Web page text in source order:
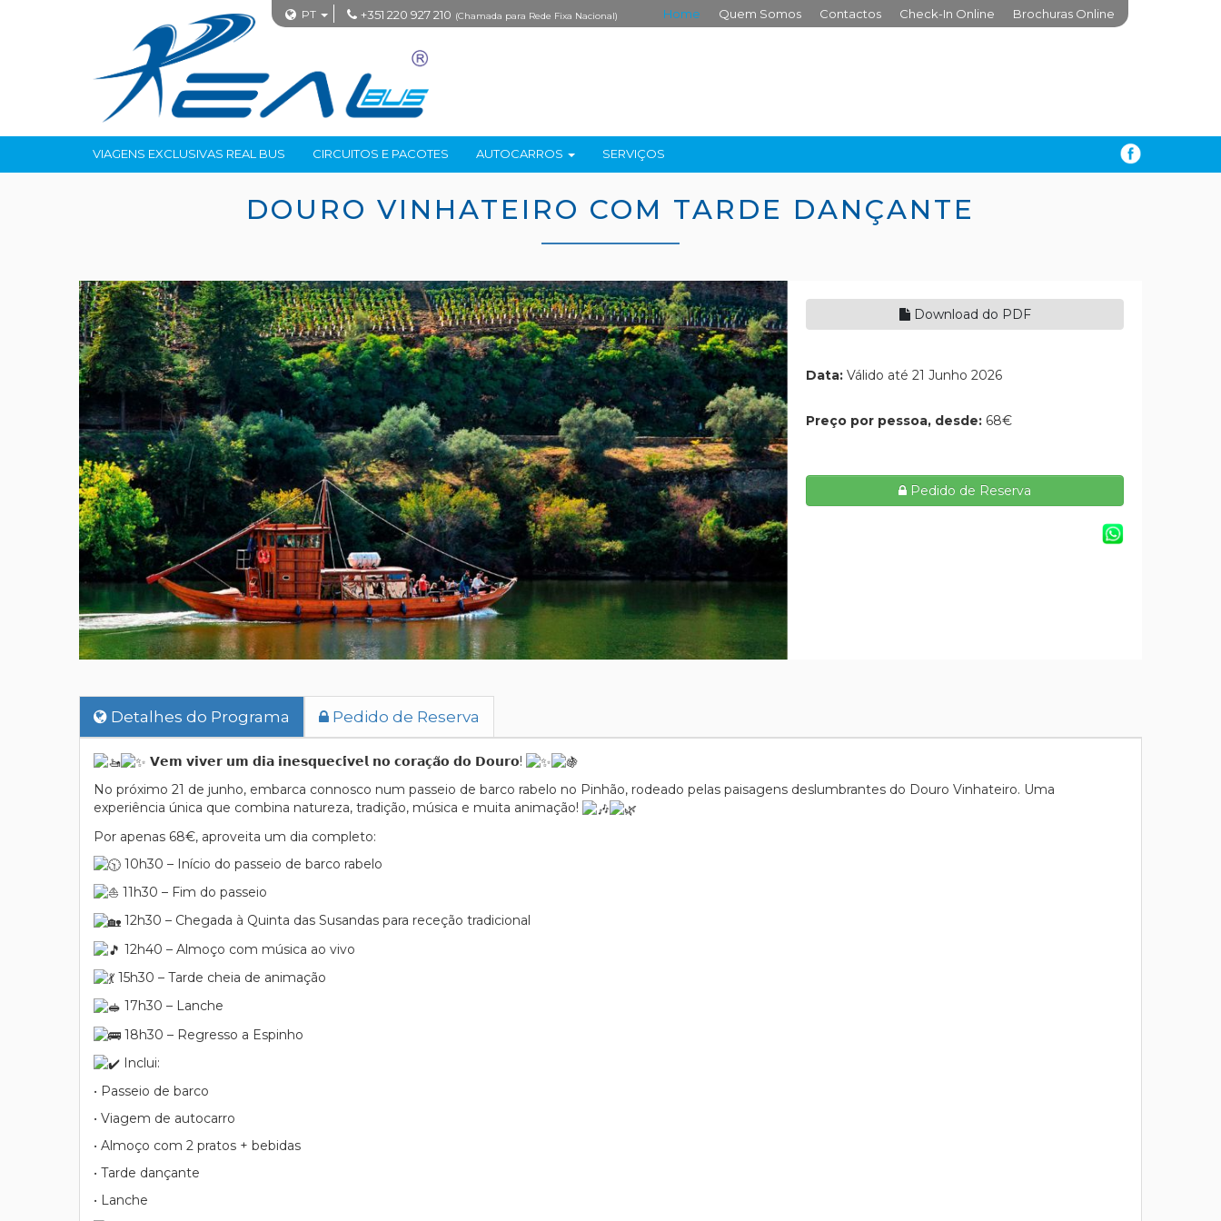
PT +351 220 927 210 (Chamada para Rede Fixa Nacional) Home Quem Somos Contactos Check-In Online Brochuras Online
VIAGENS EXCLUSIVAS REAL BUS CIRCUITOS E PACOTES AUTOCARROS SERVIÇOS
DOURO VINHATEIRO COM TARDE DANÇANTE
Download do PDF
Data: Válido até 21 Junho 2026
Preço por pessoa, desde: 68€
Pedido de Reserva
Detalhes do Programa Pedido de Reserva
𝗩𝗲𝗺 𝘃𝗶𝘃𝗲𝗿 𝘂𝗺 𝗱𝗶𝗮 𝗶𝗻𝗲𝘀𝗾𝘂𝗲𝗰𝗶́𝘃𝗲𝗹 𝗻𝗼 𝗰𝗼𝗿𝗮𝗰̧𝗮̃𝗼 𝗱𝗼 𝗗𝗼𝘂𝗿𝗼!
No próximo 21 de junho, embarca connosco num passeio de barco rabelo no Pinhão, rodeado pelas paisagens deslumbrantes do Douro Vinhateiro. Uma
experiência única que combina natureza, tradição, música e muita animação!
Por apenas 68€, aproveita um dia completo:
10h30 – Início do passeio de barco rabelo
11h30 – Fim do passeio
12h30 – Chegada à Quinta das Susandas para receção tradicional
12h40 – Almoço com música ao vivo
15h30 – Tarde cheia de animação
17h30 – Lanche
18h30 – Regresso a Espinho
Inclui:
• Passeio de barco
• Viagem de autocarro
• Almoço com 2 pratos + bebidas
• Tarde dançante
• Lanche